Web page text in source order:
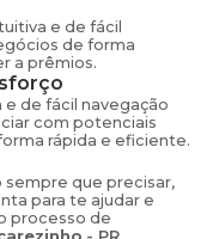
e de fácil
de forma
a prêmios.
de fácil navegação
com potenciais
rápida e eficiente.
que precisar,
para te ajudar e
processo de